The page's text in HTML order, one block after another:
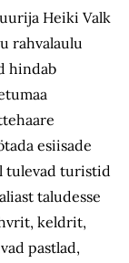
Heiki Valk
rahvalaulu
hindab
esiisade
tulevad turistid
taludesse
keldrit,
pastlad,